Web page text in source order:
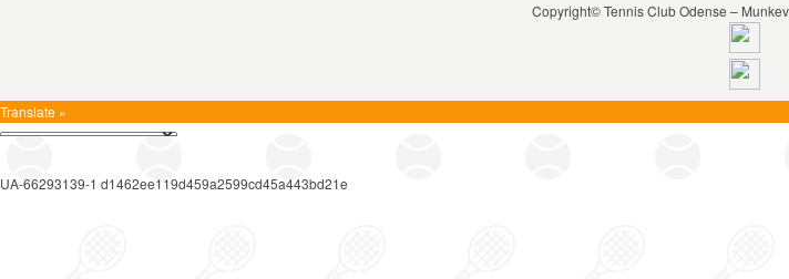
Copyright© Tennis Club Odense –
Translate »
UA-66293139-1 d1462ee119d459a2599cd45a443bd21e